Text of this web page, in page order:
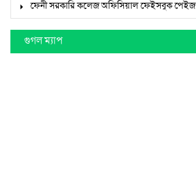
ফেনী সরকারি কলেজ অফিসিয়াল ফেইসবুক পেইজ
গুগল ম্যাপ